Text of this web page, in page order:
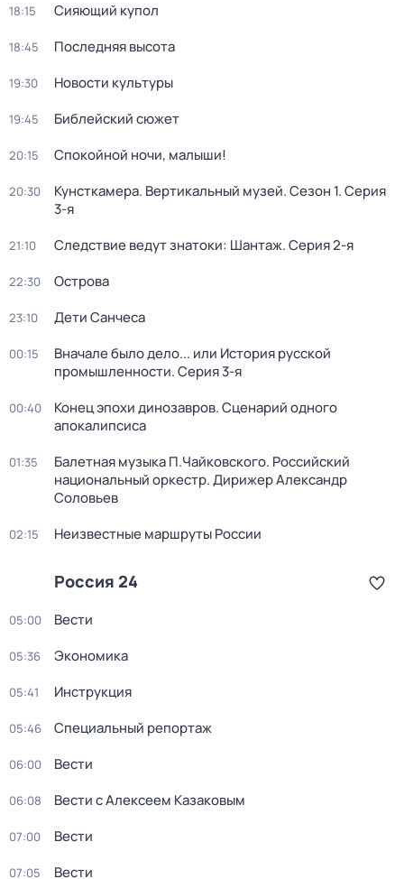
18:15 Сияющий купол
18:45 Последняя высота
19:30 Новости культуры
19:45 Библейский сюжет
20:15 Спокойной ночи, малыши!
20:30 Кунсткамера. Вертикальный музей. Сезон 1. Серия
3-я
21:10 Следствие ведут знатоки: Шантаж. Серия 2-я
22:30 Острова
23:10 Дети Санчеса
00:15
Вначале было дело... или История русской
промышленности. Серия 3-я
00:40
Конец эпохи динозавров. Сценарий одного
апокалипсиса
01:35
Балетная музыка П.Чайковского. Российский
национальный оркестр. Дирижер Александр
Соловьев
02:15 Неизвестные маршруты России
Россия 24
05:00 Вести
05:36 Экономика
05:41 Инструкция
05:46 Специальный репортаж
06:00 Вести
06:08 Вести с Алексеем Казаковым
07:00 Вести
07:05 Вести